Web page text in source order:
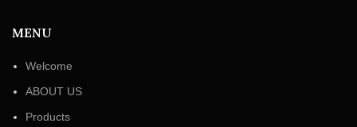
MENU
Welcome
ABOUT US
Products